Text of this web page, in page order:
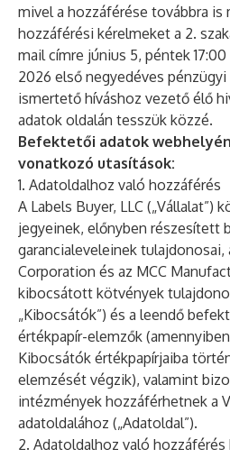
mivel a hozzáférése továbbra is
hozzáférési kérelmeket a 2.
mail címre június 5, péntek
2026 első negyedéves
ismertető híváshoz vezető élő
adatok oldalán tesszük közzé.
Befektetői adatok
vonatkozó utasítások:
1. Adatoldalhoz való hozzáférés
A Labels Buyer, LLC („Vállalat”)
jegyeinek, előnyben részesített
garancialeveleinek
Corporation és az MCC
kibocsátott kötvények
„Kibocsátók”) és a leendő
értékpapír-elemzők
Kibocsátók értékpapírjaiba
elemzését végzik), valamint
intézmények hozzáférhetnek a
adatoldalához („Adatoldal”).
2. Adatoldalhoz való hozzáférés